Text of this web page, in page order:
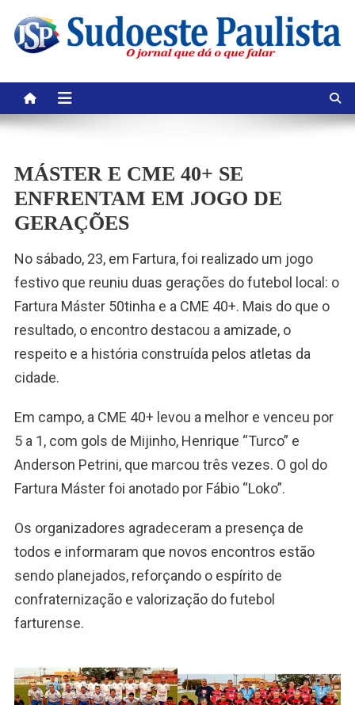
content
MÁSTER E CME 40+ SE
ENFRENTAM EM JOGO DE
GERAÇÕES
No sábado, 23, em Fartura, foi realizado um jogo
festivo que reuniu duas gerações do futebol local: o
Fartura Máster 50tinha e a CME 40+. Mais do que o
resultado, o encontro destacou a amizade, o
respeito e a história construída pelos atletas da
cidade.
Em campo, a CME 40+ levou a melhor e venceu por
5 a 1, com gols de Mijinho, Henrique “Turco” e
Anderson Petrini, que marcou três vezes. O gol do
Fartura Máster foi anotado por Fábio “Loko”.
Os organizadores agradeceram a presença de
todos e informaram que novos encontros estão
sendo planejados, reforçando o espírito de
confraternização e valorização do futebol
farturense.